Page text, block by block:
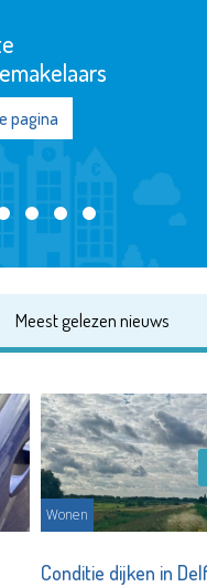
pagina
Meest gelezen nieuws
Wonen
Conditie dijken in